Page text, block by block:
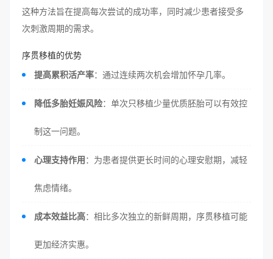
这种方法旨在提高每次尝试的成功率，同时减少患者接受多
次刺激周期的需求。
序贯移植的优势
提高累积活产率：通过连续两次机会增加怀孕几率。
降低多胎妊娠风险：单次只移植少量优质胚胎可以有效控
制这一问题。
心理支持作用：为患者提供更长时间的心理安慰期，减轻
焦虑情绪。
成本效益比高：相比多次独立的新鲜周期，序贯移植可能
更加经济实惠。